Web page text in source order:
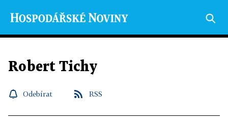
Robert Tichy
Odebírat RSS